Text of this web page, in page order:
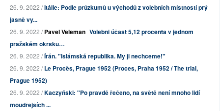
26. 9. 2022 /Itálie: Podle průzkumů u východů z volebních místností prý
jasně vy...
26. 9. 2022 /Pavel Veleman Volebni účast 5,12 procenta v jednom
pražském okrsku…
26. 9. 2022 /Írán. "Islámská republika. My ji nechceme!"
26. 9. 2022 /Le Procès, Prague 1952 (Proces, Praha 1952 / The trial,
Prague 1952)
26. 9. 2022 /Kaczyński: "Po pravdě řečeno, na světě není mnoho lidí
moudřejších ...